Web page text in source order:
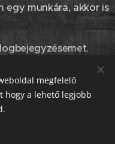
egy munkára, akkor is
megfelelő
hogy a lehető legjobb